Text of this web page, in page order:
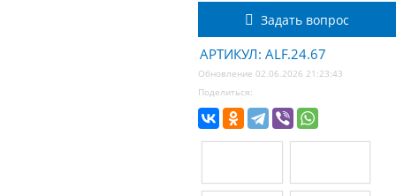
Задать вопрос
АРТИКУЛ: ALF.24.67
Обновление 02.06.2026 21:23:43
Поделиться: